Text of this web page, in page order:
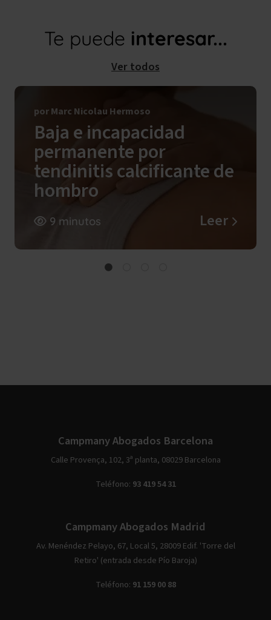
Te puede interesar...
Ver todos
por Marc Nicolau Hermoso
Baja e incapacidad
permanente por
tendinitis calcificante de
hombro
9 minutos Leer
Campmany Abogados Barcelona
Calle Provença, 102, 3ª planta, 08029 Barcelona
Teléfono: 93 419 54 31
Campmany Abogados Madrid
Av. Menéndez Pelayo, 67, Local 5, 28009 Edif. 'Torre del
Retiro' (entrada desde Pío Baroja)
Teléfono: 91 159 00 88